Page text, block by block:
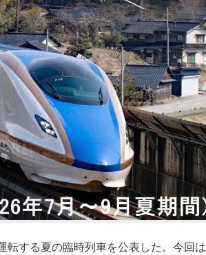
転する夏の臨時列車を公表した。今回は